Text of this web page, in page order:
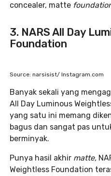
concealer, matte
3. NARS All Day
Foundation
Source: narsisist/ Instagram.com
Banyak sekali yang
All Day Luminous
yang satu ini memang
bagus dan sangat pas
berminyak.
Punya hasil akhir matte,
Weightless Foundation